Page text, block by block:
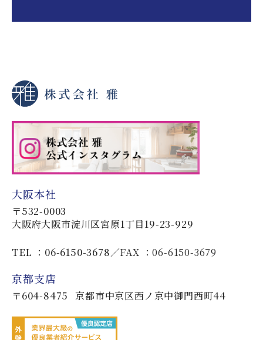
大阪本社
〒532-0003
大阪府大阪市淀川区宮原1丁目19-23-929
TEL ：06-6150-3678 FAX ：06-6150-3679
京都支店
〒604-8475 京都市中京区西ノ京中御門西町44